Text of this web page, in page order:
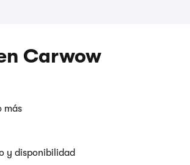
Carwow
más
y disponibilidad